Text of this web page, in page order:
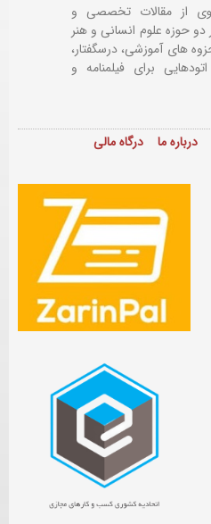
از مقالات تخصصی و
حوزه علوم انسانی و هنر
های آموزشی، درسگفتار،
برایفیلمنامه و
درباره ما درگاه مالی